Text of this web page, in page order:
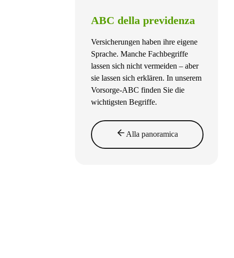
ABC della previdenza
Versicherungen haben ihre eigene
Sprache. Manche Fachbegriffe
lassen sich nicht vermeiden – aber
sie lassen sich erklären. In unserem
Vorsorge-ABC finden Sie die
wichtigsten Begriffe.
Alla panoramica